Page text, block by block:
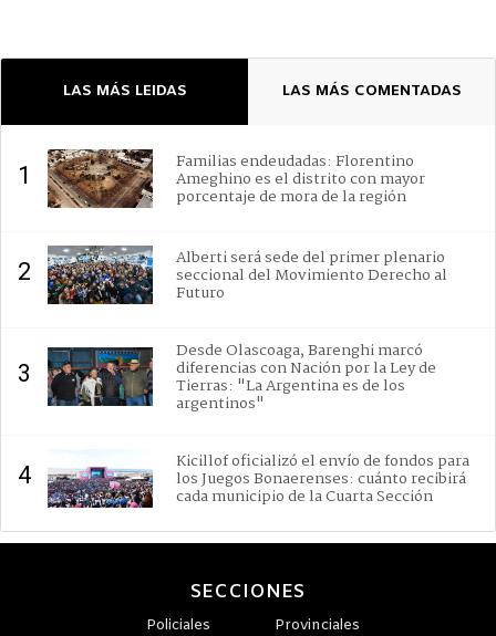
LAS MÁS LEIDAS LAS MÁS COMENTADAS
1 Familias endeudadas: Florentino
Ameghino es el distrito con mayor
porcentaje de mora de la región
2 Alberti será sede del primer plenario
seccional del Movimiento Derecho al
Futuro
3
Desde Olascoaga, Barenghi marcó
diferencias con Nación por la Ley de
Tierras: "La Argentina es de los
argentinos"
4 Kicillof oficializó el envío de fondos para
los Juegos Bonaerenses: cuánto recibirá
cada municipio de la Cuarta Sección
SECCIONES
Policiales
Provinciales